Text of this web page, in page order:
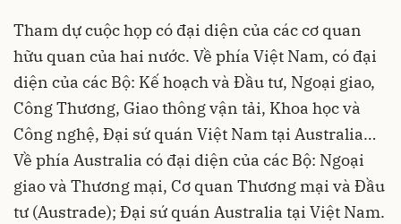
Tham dự cuộc họp có đại diện của các cơ quan
hữu quan của hai nước. Về phía Việt Nam, có đại
diện của các Bộ: Kế hoạch và Đầu tư, Ngoại giao,
Công Thương, Giao thông vận tải, Khoa học và
Công nghệ, Đại sứ quán Việt Nam tại Australia…
Về phía Australia có đại diện của các Bộ: Ngoại
giao và Thương mại, Cơ quan Thương mại và Đầu
tư (Austrade); Đại sứ quán Australia tại Việt Nam.